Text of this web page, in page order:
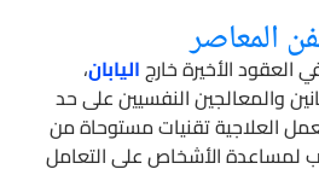
المعاصر
الأخيرة خارجاليابان،
والمعالجين النفسيين على حد
العلاجية تقنيات مستوحاة من
لمساعدة الأشخاص على التعامل